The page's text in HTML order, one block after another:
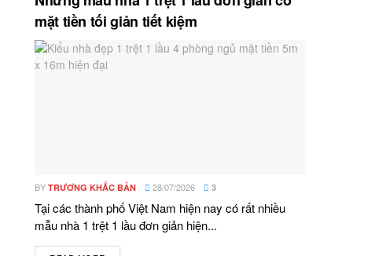
mặt tiền tối giản tiết kiệm
BY TRƯƠNG KHẮC BẢN 28/07/2026 3
Tại các thành phố Việt Nam hiện nay có rất nhiều
mẫu nhà 1 trệt 1 lầu đơn giản hiện...